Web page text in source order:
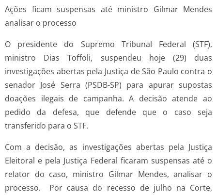
Ações ficam suspensas até ministro Gilmar Mendes
analisar o processo
O presidente do Supremo Tribunal Federal (STF),
ministro Dias Toffoli, suspendeu hoje (29) duas
investigações abertas pela Justiça de São Paulo contra o
senador José Serra (PSDB-SP) para apurar supostas
doações ilegais de campanha. A decisão atende ao
pedido da defesa, que defende que o caso seja
transferido para o STF.
Com a decisão, as investigações abertas pela Justiça
Eleitoral e pela Justiça Federal ficaram suspensas até o
relator do caso, ministro Gilmar Mendes, analisar o
processo. Por causa do recesso de julho na Corte,